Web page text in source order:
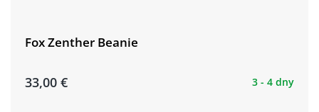
Fox Zenther Beanie
33,00 € 3 - 4 dny